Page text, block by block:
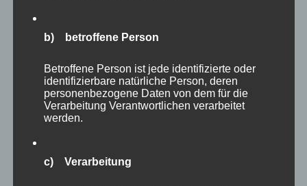
b) betroffene Person
Betroffene Person ist jede identifizierte oder
identifizierbare natürliche Person, deren
personenbezogene Daten von dem für die
Verarbeitung Verantwortlichen verarbeitet
werden.
c) Verarbeitung